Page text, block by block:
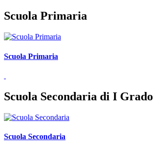
Scuola Primaria
Scuola Primaria
Scuola Secondaria di I Grado
Scuola Secondaria